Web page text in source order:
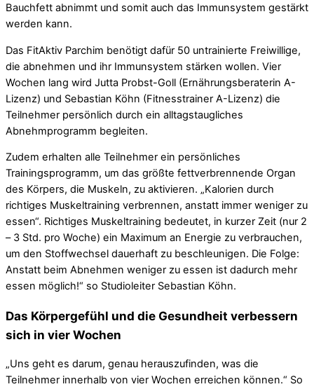
Bauchfett abnimmt und somit auch das Immunsystem gestärkt
werden kann.
Das FitAktiv Parchim benötigt dafür 50 untrainierte Freiwillige,
die abnehmen und ihr Immunsystem stärken wollen. Vier
Wochen lang wird Jutta Probst-Goll (Ernährungsberaterin A-
Lizenz) und Sebastian Köhn (Fitnesstrainer A-Lizenz) die
Teilnehmer persönlich durch ein alltagstaugliches
Abnehmprogramm begleiten.
Zudem erhalten alle Teilnehmer ein persönliches
Trainingsprogramm, um das größte fettverbrennende Organ
des Körpers, die Muskeln, zu aktivieren. „Kalorien durch
richtiges Muskeltraining verbrennen, anstatt immer weniger zu
essen“. Richtiges Muskeltraining bedeutet, in kurzer Zeit (nur 2
– 3 Std. pro Woche) ein Maximum an Energie zu verbrauchen,
um den Stoffwechsel dauerhaft zu beschleunigen. Die Folge:
Anstatt beim Abnehmen weniger zu essen ist dadurch mehr
essen möglich!“ so Studioleiter Sebastian Köhn.
Das Körpergefühl und die Gesundheit verbessern
sich in vier Wochen
„Uns geht es darum, genau herauszufinden, was die
Teilnehmer innerhalb von vier Wochen erreichen können.“ So